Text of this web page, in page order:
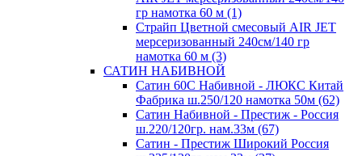
гр намотка 60 м (1)
Страйп Цветной смесовый AIR JET
мерсеризованный 240см/140 гр
намотка 60 м (3)
САТИН НАБИВНОЙ
Сатин 60С Набивной - ЛЮКС Китай
Фабрика ш.250/120 намотка 50м (62)
Сатин Набивной - Престиж - Россия
ш.220/120гр. нам.33м (67)
Сатин - Престиж Широкий Россия